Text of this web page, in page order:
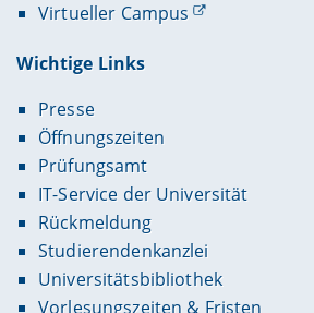
Virtueller Campus
Wichtige Links
Presse
Öffnungszeiten
Prüfungsamt
IT-Service der Universität
Rückmeldung
Studierendenkanzlei
Universitätsbibliothek
Vorlesungszeiten & Fristen